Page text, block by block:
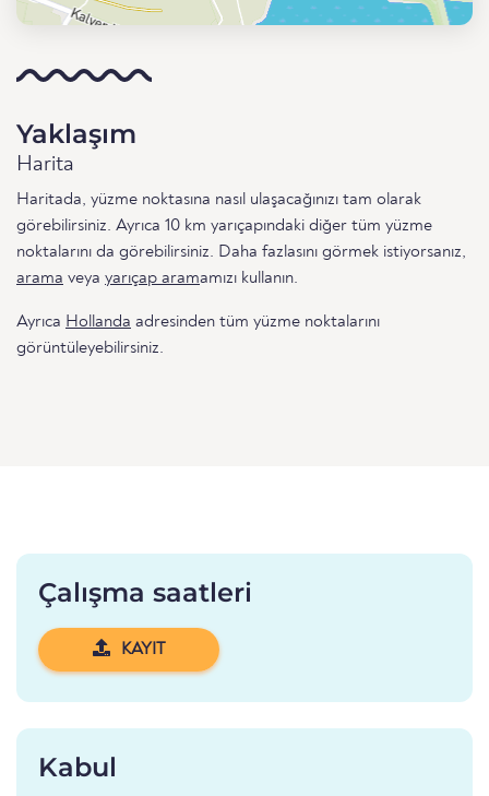
Yaklaşım
Harita
Haritada, yüzme noktasına nasıl ulaşacağınızı tam olarak
görebilirsiniz. Ayrıca 10 km yarıçapındaki diğer tüm yüzme
noktalarını da görebilirsiniz. Daha fazlasını görmek istiyorsanız,
arama veya yarıçap aramamızı kullanın.
Ayrıca Hollanda adresinden tüm yüzme noktalarını
görüntüleyebilirsiniz.
Çalışma saatleri
KAYIT
Kabul